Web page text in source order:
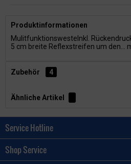
Produktinformationen
MulitfunktionswesteInkl.
5 cm breite Reflexstreifen um den...
Zubehör 4
Ähnliche Artikel
Service Hotline
Shop Service